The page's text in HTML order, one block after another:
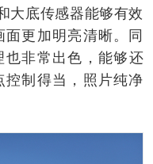
大底传感器能够有效
更加明亮清晰。同
非常出色，能够还
控制得当，照片纯净